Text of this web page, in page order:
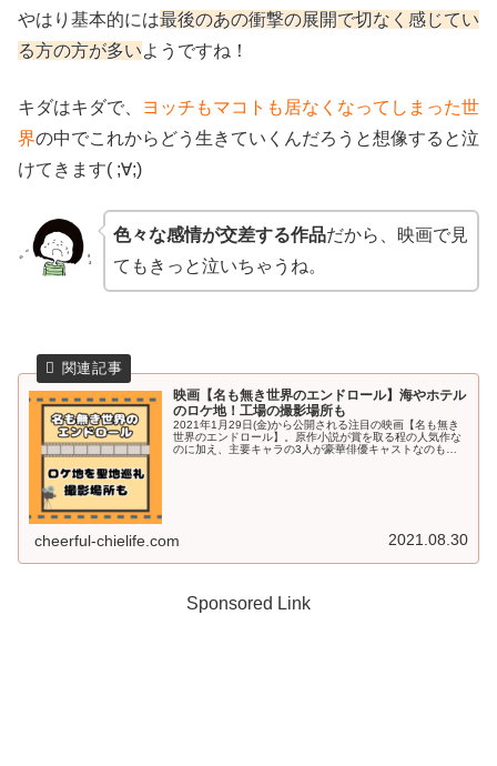
やはり基本的には最後のあの衝撃の展開で切なく感じてい
る方の方が多いようですね！
キダはキダで、
ヨッチもマコトも居なくなってしまった世
界の中でこれからどう生きていくんだろうと想像すると泣
けてきます( ;∀;)
色々な感情が交差する作品だから、映画で見
てもきっと泣いちゃうね。
映画【名も無き世界のエンドロール】海やホテル
のロケ地！工場の撮影場所も
2021年1月29日(金)から公開される注目の映画【名も無き
世界のエンドロール】。原作小説が賞を取る程の人気作な
のに加え、主要キャラの3人が豪華俳優キャストなのも期
cheerful-chielife.com 2021.08.30
Sponsored Link